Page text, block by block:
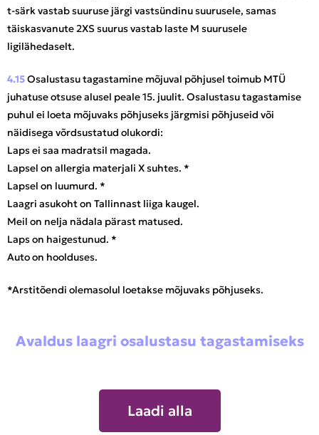
t-särk vastab suuruse järgi vastsündinu suurusele, samas
täiskasvanute 2XS suurus vastab laste M suurusele
ligilähedaselt.
4.15Osalustasu tagastamine mõjuval põhjusel toimub MTÜ
juhatuse otsuse alusel peale 15. juulit. Osalustasu tagastamise
puhul ei loeta mõjuvaks põhjuseks järgmisi põhjuseid või
näidisega võrdsustatud olukordi:
Laps ei saa madratsil magada.
Lapsel on allergia materjali X suhtes. *
Lapsel on luumurd. *
Laagri asukoht on Tallinnast liiga kaugel.
Meil on nelja nädala pärast matused.
Laps on haigestunud. *
Auto on hoolduses.
*Arstitõendi olemasolul loetakse mõjuvaks põhjuseks.
Avaldus laagri osalustasu tagastamiseks
Laadi alla